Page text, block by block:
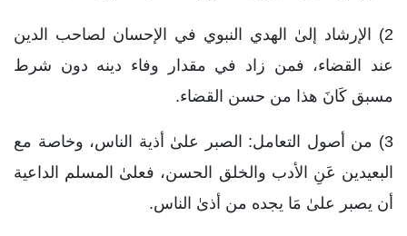
2) الإرشاد إلىٰ الهدي النبوي في الإحسان لصاحب الدين
عند القضاء، فمن زاد في مقدار وفاء دينه دون شرط
مسبق كَانَ هذا من حسن القضاء.
3) من أصول التعامل: الصبر علىٰ أذية الناس، وخاصة مع
البعيدين عَنِ الأدب والخلق الحسن، فعلىٰ المسلم الداعية
أن يصبر علىٰ مَا يجده من أذىٰ الناس.